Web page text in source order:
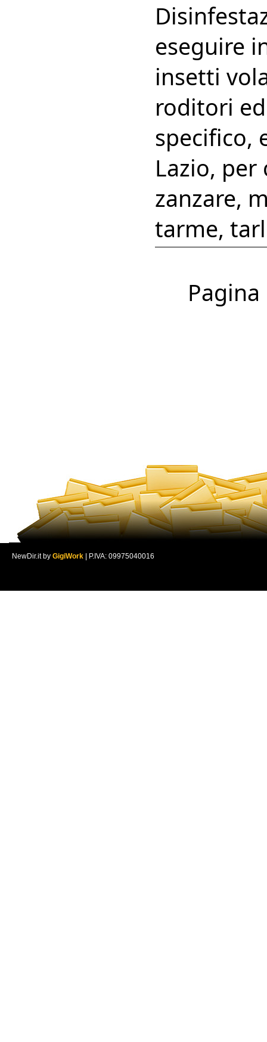
eseguire
insetti
roditori
specifico,
Lazio,
zanzare,
tarme,
NewDir.it by GigiWork | P.IVA: 09975040016